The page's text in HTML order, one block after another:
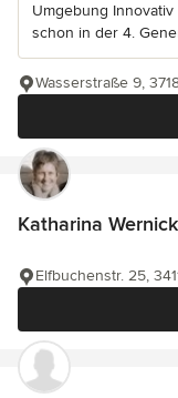
Umgebung
schon in der 4.
Wasserstraße 9,
Katharina
Elfbuchenstr. 25,